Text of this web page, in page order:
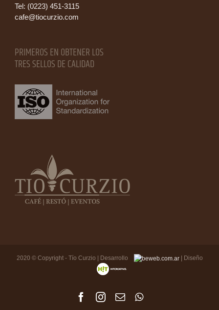
Tel: (0223) 451-3115
cafe@tiocurzio.com
PRIMEROS EN OBTENER LOS
TRES SELLOS DE CALIDAD
2020 © Copyright - Tío Curzio | Desarrollo | Diseño
Facebook
Instagram
CorreoWhatsApp